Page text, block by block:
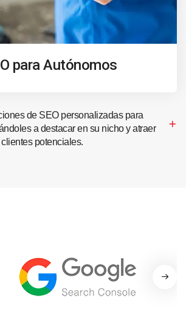
para Autónomos
de SEO personalizadas para
a destacar en su nicho y atraer
clientes potenciales.